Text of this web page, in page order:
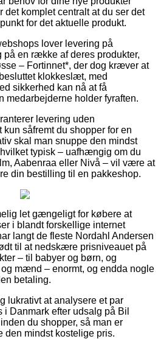
det komplet centralt at du ser det
for det aktuelle produkt.
lover levering på
en række af deres produkter,
– Fortinnet*, der dog kræver at
klokkeslæt, med
sikkerhed kan nå at få
medarbejderne holder fyraften.
levering uden
kun såfremt du shopper for en
skal man snuppe den mindst
typisk – uafhængig om du
Aabenraa eller Nivå – vil være at
din bestilling til en pakkeshop.
let gængeligt for købere at
i blandt forskellige internet
langt de fleste Nordahl Andersen
til at nedskære prisniveauet på
– til babyer og børn, og
mænd – enormt, og endda nogle
betaling.
lukrativt at analysere et par
Danmark efter udsalg på Bil
du shopper, så man er
den mindst kostelige pris.